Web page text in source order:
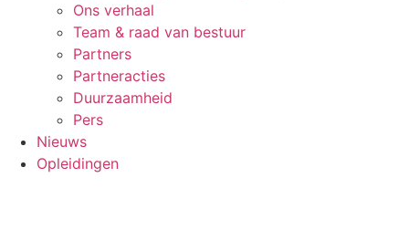
Ons verhaal
Team & raad van bestuur
Partners
Partneracties
Duurzaamheid
Pers
Nieuws
Opleidingen